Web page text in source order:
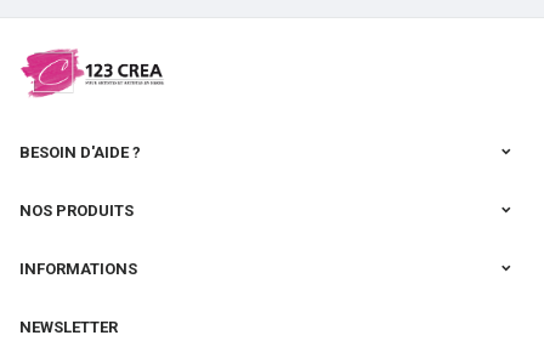
BESOIN D'AIDE ?
NOS PRODUITS
INFORMATIONS
NEWSLETTER